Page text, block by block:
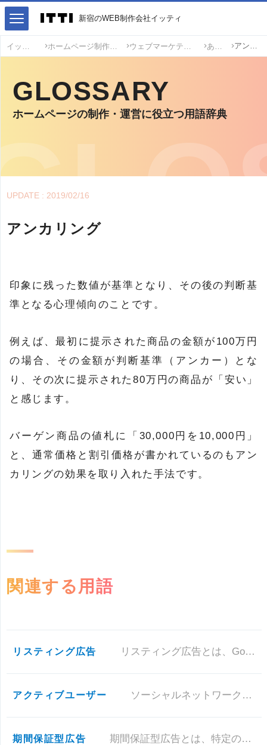
イッティ ホームページ制作・運営用語 ウェブマーケティング用語 あ アンカリング
GLOSSARY
ホームページの制作・運営に役立つ用語辞典
UPDATE : 2019/02/16
アンカリング
印象に残った数値が基準となり、その後の判断基
準となる心理傾向のことです。
例えば、最初に提示された商品の金額が100万円
の場合、その金額が判断基準（アンカー）とな
り、その次に提示された80万円の商品が「安い」
と感じます。
バーゲン商品の値札に「30,000円を10,000円」
と、通常価格と割引価格が書かれているのもアン
カリングの効果を取り入れた手法です。
関連する用語
リスティング広告 リスティング広告とは、Googleや、YaHoo!などの検索エンジンの検索結果、またはホームページに表示される広告のこと
アクティブユーザー ソーシャルネットワークやアプリなどを実際に利用しているユーザー数のことです。 SNSに登録して利用しているユーザーと利用
期間保証型広告 期間保証型広告とは、特定の期間ホームページ上に広告を表示させる契約形態の広告のことです。
新宿のWEB制作会社イッティ